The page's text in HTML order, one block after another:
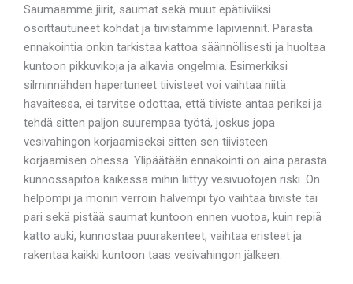
Saumaamme jiirit, saumat sekä muut epätiiviiksi
osoittautuneet kohdat ja tiivistämme läpiviennit. Parasta
ennakointia onkin tarkistaa kattoa säännöllisesti ja huoltaa
kuntoon pikkuvikoja ja alkavia ongelmia. Esimerkiksi
silminnähden hapertuneet tiivisteet voi vaihtaa niitä
havaitessa, ei tarvitse odottaa, että tiiviste antaa periksi ja
tehdä sitten paljon suurempaa työtä, joskus jopa
vesivahingon korjaamiseksi sitten sen tiivisteen
korjaamisen ohessa. Ylipäätään ennakointi on aina parasta
kunnossapitoa kaikessa mihin liittyy vesivuotojen riski. On
helpompi ja monin verroin halvempi työ vaihtaa tiiviste tai
pari sekä pistää saumat kuntoon ennen vuotoa, kuin repiä
katto auki, kunnostaa puurakenteet, vaihtaa eristeet ja
rakentaa kaikki kuntoon taas vesivahingon jälkeen.